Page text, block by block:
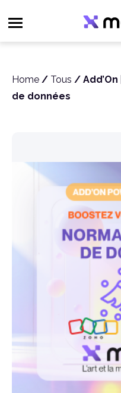
au
contenu
Home / Tous /
de données